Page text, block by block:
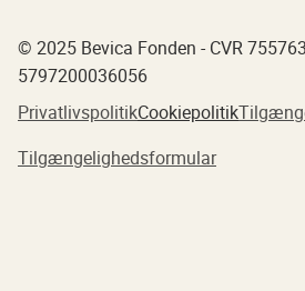
© 2025 Bevica Fonden - CVR
5797200036056
PrivatlivspolitikCookiepolitik
Tilgængelighedsformular